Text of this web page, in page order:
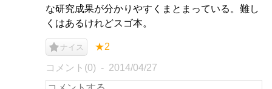
な研究成果が分かりやすくまとまっている。難し
くはあるけれどスゴ本。
ナイス ★2
コメント(0) 2014/04/27